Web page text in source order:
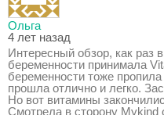
Ольга
4 лет назад
Интересный обзор, как раз
беременности принимала
беременности тоже
прошла отлично и легко.
Но вот витамины
Смотрела в сторону Mykind